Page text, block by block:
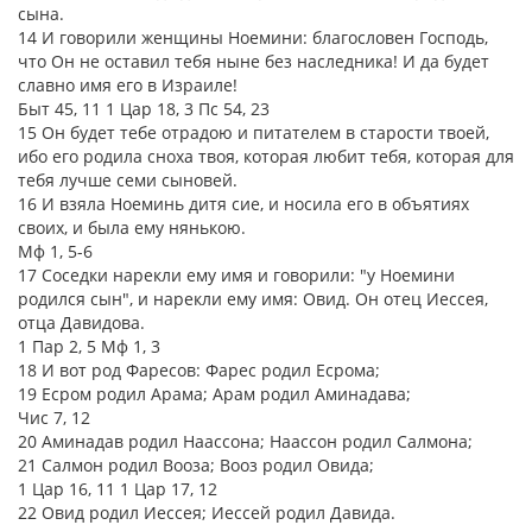
сына.
14 И говорили женщины Ноемини: благословен Господь,
что Он не оставил тебя ныне без наследника! И да будет
славно имя его в Израиле!
Быт 45, 11 1 Цар 18, 3 Пс 54, 23
15 Он будет тебе отрадою и питателем в старости твоей,
ибо его родила сноха твоя, которая любит тебя, которая для
тебя лучше семи сыновей.
16 И взяла Ноеминь дитя сие, и носила его в объятиях
своих, и была ему нянькою.
Мф 1, 5-6
17 Соседки нарекли ему имя и говорили: "у Ноемини
родился сын", и нарекли ему имя: Овид. Он отец Иессея,
отца Давидова.
1 Пар 2, 5 Мф 1, 3
18 И вот род Фаресов: Фарес родил Есрома;
19 Есром родил Арама; Арам родил Аминадава;
Чис 7, 12
20 Аминадав родил Наассона; Наассон родил Салмона;
21 Салмон родил Вооза; Вооз родил Овида;
1 Цар 16, 11 1 Цар 17, 12
22 Овид родил Иессея; Иессей родил Давида.